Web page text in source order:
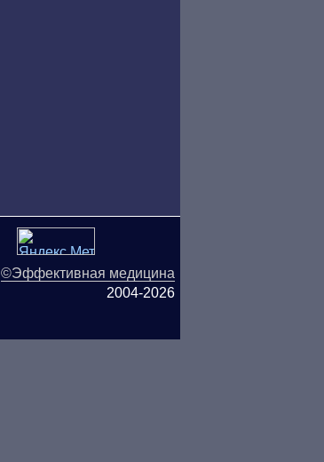
©Эффективная медицина
2004-2026